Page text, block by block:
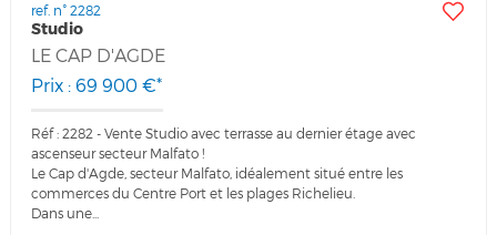
ref. n° 2282
Studio
LE CAP D'AGDE
Prix : 69 900 €*
Réf : 2282 - Vente Studio avec terrasse au dernier étage avec
ascenseur secteur Malfato !
Le Cap d'Agde, secteur Malfato, idéalement situé entre les
commerces du Centre Port et les plages Richelieu.
Dans une...